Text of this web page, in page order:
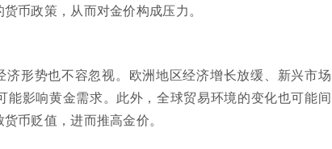
币政策，从而对金价构成压力。
形势也不容忽视。欧洲地区经济增长放缓、新兴市场
能影响黄金需求。此外，全球贸易环境的变化也可能间
币贬值，进而推高金价。